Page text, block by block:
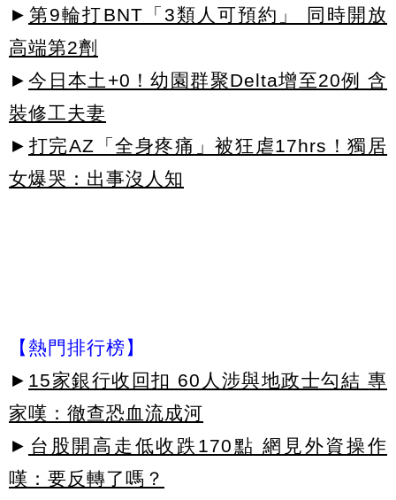
► 第9輪打BNT「3類人可預約」 同時開放
高端第2劑
► 今日本土+0！幼園群聚Delta增至20例 含
裝修工夫妻
► 打完AZ「全身疼痛」被狂虐17hrs！獨居
女爆哭：出事沒人知
【熱門排行榜】
► 15家銀行收回扣 60人涉與地政士勾結 專
家嘆：徹查恐血流成河
► 台股開高走低收跌170點 網見外資操作
嘆：要反轉了嗎？